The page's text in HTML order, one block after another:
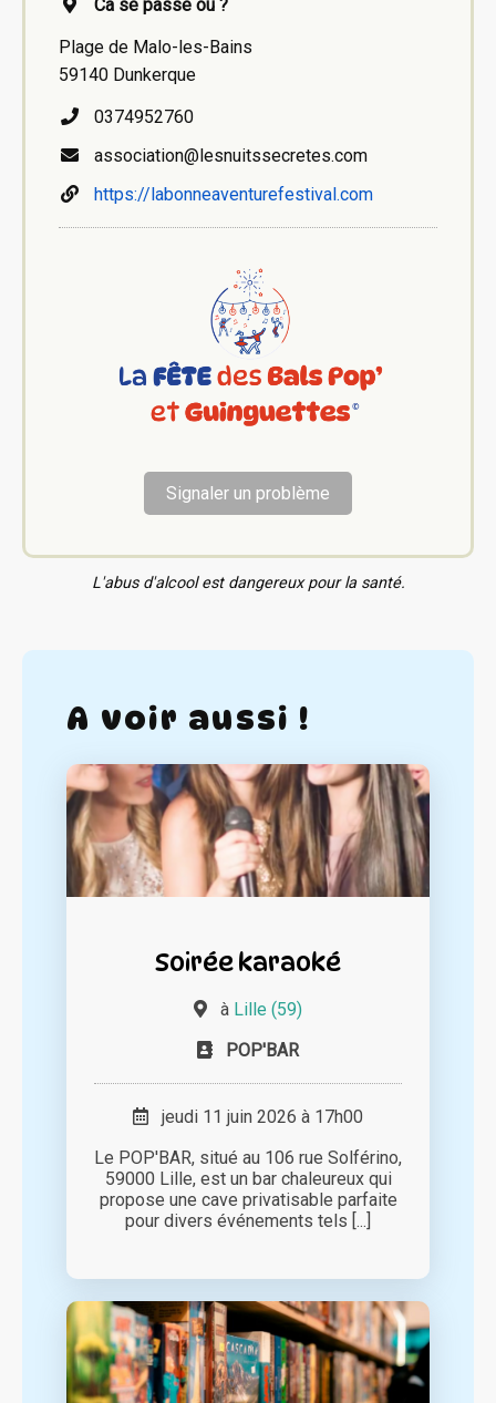
Ca se passe où ?
Plage de Malo-les-Bains
59140 Dunkerque
0374952760
association@lesnuitssecretes.com
https://labonneaventurefestival.com
Signaler un problème
L'abus d'alcool est dangereux pour la santé.
A voir aussi !
Soirée karaoké
à Lille (59)
POP'BAR
jeudi 11 juin 2026 à 17h00
Le POP'BAR, situé au 106 rue Solférino,
59000 Lille, est un bar chaleureux qui
propose une cave privatisable parfaite
pour divers événements tels [...]